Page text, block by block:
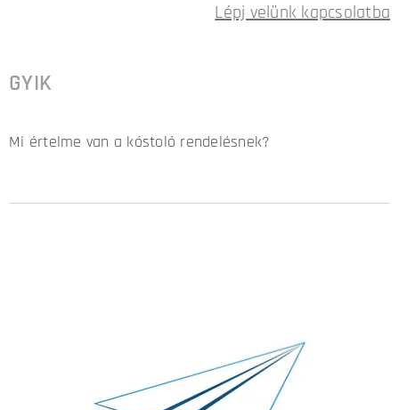
Lépj velünk kapcsolatba
GYIK
Mi értelme van a kóstoló rendelésnek?